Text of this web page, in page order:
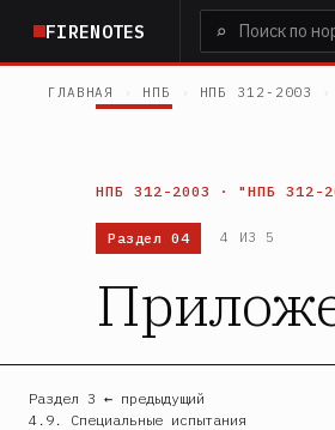
основному
содержанию
FIRENOTES ⌕
ГЛАВНАЯ НПБ НПБ 312-2003
НПБ 312-2003 · "НПБ 312-
Раздел 04 4 ИЗ 5
Раздел 3 ← предыдущий
4.9. Специальные испытания